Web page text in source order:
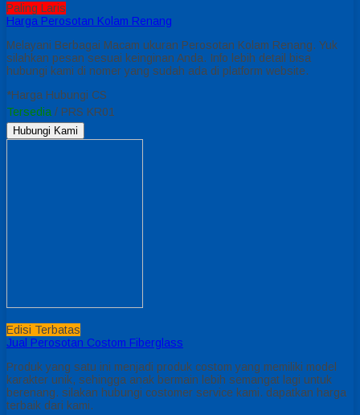
Paling Laris
Harga Perosotan Kolam Renang
Melayani Berbagai Macam ukuran Perosotan Kolam Renang. Yuk
silahkan pesan sesuai keinginan Anda. Info lebih detail bisa
hubungi kami di nomer yang sudah ada di platform website.
*Harga Hubungi CS
Tersedia / PRS KR01
Hubungi Kami
Edisi Terbatas
Jual Perosotan Costom Fiberglass
Produk yang satu ini menjadi produk costom yang memiliki model
karakter unik, sehingga anak bermain lebih semangat lagi untuk
berenang. silakan hubungi costomer service kami. dapatkan harga
terbaik dari kami.